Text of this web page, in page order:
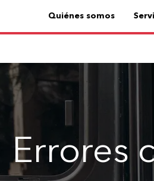
Quiénes somos
Errores